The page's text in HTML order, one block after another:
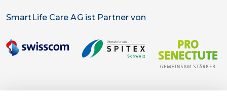
SmartLife Care AG ist Partner von